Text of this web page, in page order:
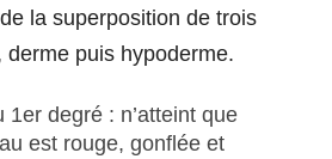
la superposition de trois
puis hypoderme.
1er degré : n’atteint que
est rouge, gonflée et